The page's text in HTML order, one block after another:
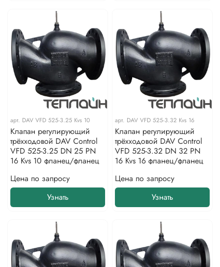
арт. DAV VFD 525-3.25 Kvs 10
Клапан регулирующий
трёхходовой DAV Control
VFD 525-3.25 DN 25 PN
16 Kvs 10 фланец/фланец
Цена по запросу
Узнать
арт. DAV VFD 525-3.32 Kvs 16
Клапан регулирующий
трёхходовой DAV Control
VFD 525-3.32 DN 32 PN
16 Kvs 16 фланец/фланец
Цена по запросу
Узнать